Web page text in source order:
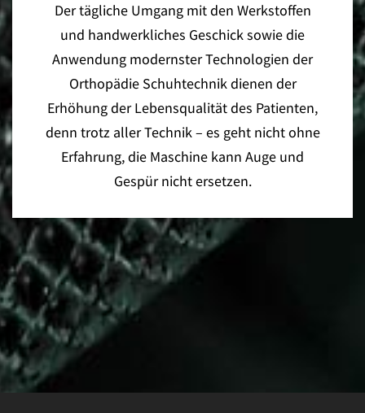
Der tägliche Umgang mit den Werkstoffen
und handwerkliches Geschick sowie die
Anwendung modernster Technologien der
Orthopädie Schuhtechnik dienen der
Erhöhung der Lebensqualität des Patienten,
denn trotz aller Technik – es geht nicht ohne
Erfahrung, die Maschine kann Auge und
Gespür nicht ersetzen.